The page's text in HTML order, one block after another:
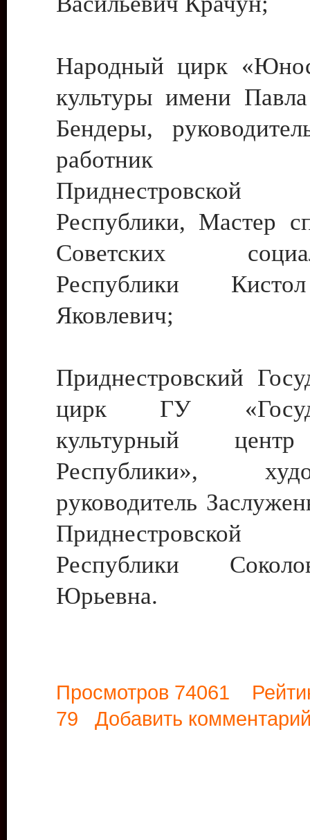
Народный цирк
культуры имени
Бендеры,
работник
Приднестровской
Республики, Мастер
Советских
Республики
Яковлевич;
Приднестровский
цирк ГУ
культурный
Республики»,
руководитель
Приднестровской
Республики
Юрьевна.
Просмотров 74061
79 Добавить